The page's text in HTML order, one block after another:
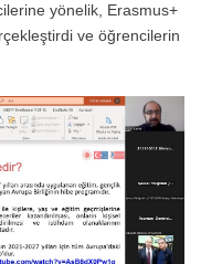
yönelik, Erasmus+
ve öğrencilerin